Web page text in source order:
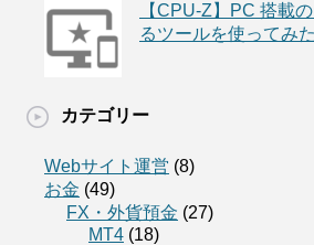
【CPU-Z】PC 搭載
るツールを使ってみた
カテゴリー
Webサイト運営 (8)
お金 (49)
FX・外貨預金 (27)
MT4 (18)